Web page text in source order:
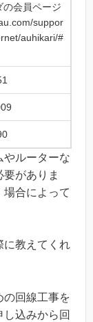
の会員ページ
suppor
auhikari/#
やルーターな
がありま
合によって
に教えてくれ
の回線工事を
込みから回